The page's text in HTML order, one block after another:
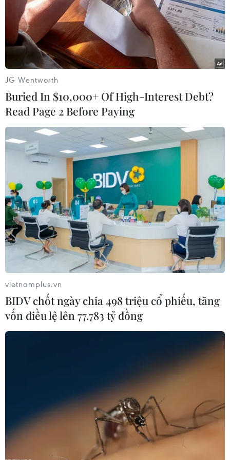
Twitter cắt giảm nhân sự lần thứ 9 kể từ
khi Elon Musk tiếp quản
Quyết định sa thải hơn 200 nhân viên nhằm bù đắp
doanh thu đi xuống sau khi tỷ phú Musk vướng vào
tranh cãi liên quan phân biệt chủng tộc, có nguy cơ
khiến các nhà quảng cáo tẩy chay Twitter.
Các 'ông lớn' công nghệ đối mặt với làn
sóng cắt giảm nhân sự
15/03/2023 07:45
JG Wentworth
Buried In $10,000+ Of High-Interest Debt?
Read Page 2 Before Paying
vietnamplus.vn
BIDV chốt ngày chia 498 triệu cổ phiếu, tăng
vốn điều lệ lên 77.783 tỷ đồng